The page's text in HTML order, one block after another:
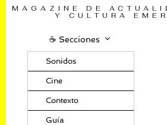
MAGAZINE DE
Y CULTURA
☕️ Secciones
Sonidos
Cine
Contexto
Guía